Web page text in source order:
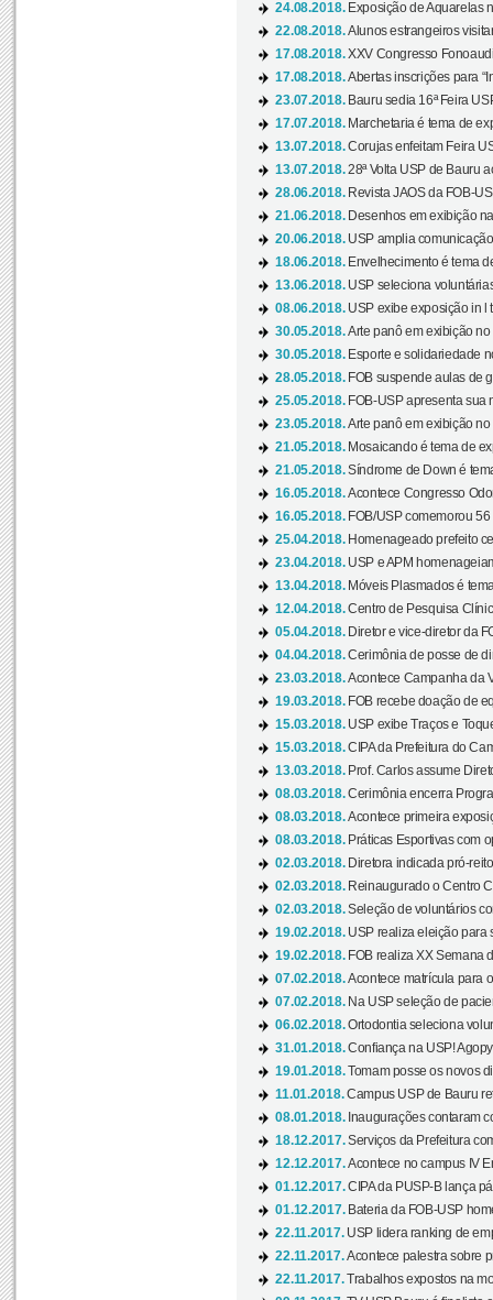
24.08.2018. Exposição de Aquarelas
22.08.2018.Alunos estrangeiros
17.08.2018.XXV Congresso
17.08.2018.Abertas inscrições para
23.07.2018. Bauru sedia 16ª Feira
17.07.2018. Marchetaria é tema de
13.07.2018.Corujas enfeitam Feira
13.07.2018.28ª Volta USP de Bauru
28.06.2018. Revista JAOS da FOB-
21.06.2018. Desenhos em exibição
20.06.2018. USP amplia
18.06.2018. Envelhecimento é tema
13.06.2018. USP seleciona
08.06.2018. USP exibe exposição in l
30.05.2018.Arte panô em exibição no
30.05.2018. Esporte e solidariedade
28.05.2018. FOB suspende aulas de
25.05.2018. FOB-USP apresenta sua
23.05.2018.Arte panô em exibição no
21.05.2018. Mosaicando é tema de
21.05.2018.Síndrome de Down é
16.05.2018.Acontece Congresso
16.05.2018. FOB/USP comemorou
25.04.2018. Homenageado prefeito
23.04.2018. USP e APM
13.04.2018. Móveis Plasmados é
12.04.2018.Centro de Pesquisa
05.04.2018. Diretor e vice-diretor da
04.04.2018.Cerimônia de posse de
23.03.2018.Acontece Campanha da
19.03.2018. FOB recebe doação de
15.03.2018. USP exibe Traços e
15.03.2018.CIPA da Prefeitura do
13.03.2018. Prof. Carlos assume
08.03.2018.Cerimônia encerra
08.03.2018.Acontece primeira
08.03.2018. Práticas Esportivas com
02.03.2018. Diretora indicada pró-
02.03.2018. Reinaugurado o Centro
02.03.2018.Seleção de voluntários
19.02.2018. USP realiza eleição para
19.02.2018. FOB realiza XX Semana
07.02.2018.Acontece matrícula para
07.02.2018. Na USP seleção de
06.02.2018.Ortodontia seleciona
31.01.2018.Confiança na USP!
19.01.2018.Tomam posse os novos
11.01.2018.Campus USP de Bauru
08.01.2018. Inaugurações contaram
18.12.2017.Serviços da Prefeitura
12.12.2017.Acontece no campus IV
01.12.2017.CIPA da PUSP-B lança
01.12.2017. Bateria da FOB-USP
22.11.2017. USP lidera ranking de
22.11.2017.Acontece palestra sobre
22.11.2017.Trabalhos expostos na